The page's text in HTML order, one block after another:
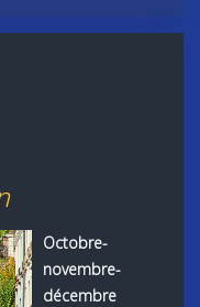
Octobre-
novembre-
décembre